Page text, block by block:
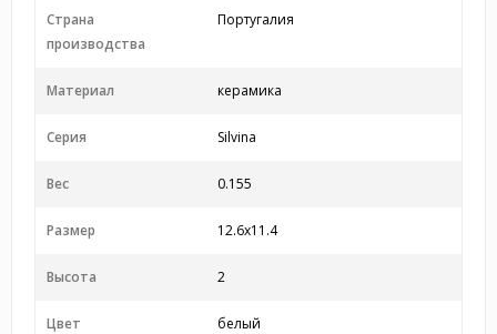
Страна
производства
Португалия
Материал керамика
Серия Silvina
Вес 0.155
Размер 12.6x11.4
Высота 2
Цвет белый